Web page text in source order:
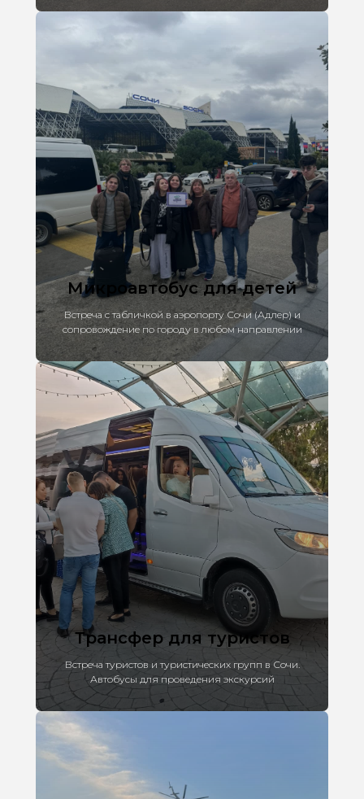
Микроавтобус для детей
Встреча с табличкой в аэропорту Сочи (Адлер) и
сопровождение по городу в любом направлении
Трансфер для туристов
Встреча туристов и туристических групп в Сочи.
Автобусы для проведения экскурсий